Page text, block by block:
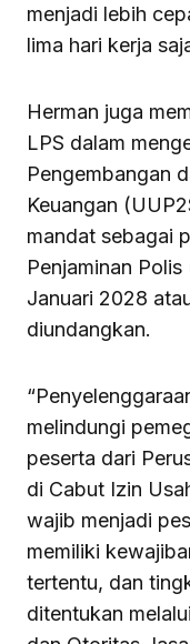
menjadi lebih
lima hari kerja
Herman juga
LPS dalam
Pengembangan
Keuangan
mandat sebagai
Penjaminan
Januari 2028
diundangkan.
melindungi
peserta dari
di Cabut Izin
wajib menjadi
memiliki
tertentu, dan
ditentukan